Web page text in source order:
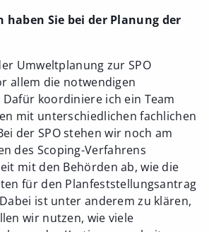
haben Sie bei der Planung der
Umweltplanung zur SPO
allem die notwendigen
koordiniere ich ein Team
mit unterschiedlichen fachlichen
der SPO stehen wir noch am
des Scoping-Verfahrens
mit den Behörden ab, wie die
für den Planfeststellungsantrag
ist unter anderem zu klären,
wir nutzen, wie viele